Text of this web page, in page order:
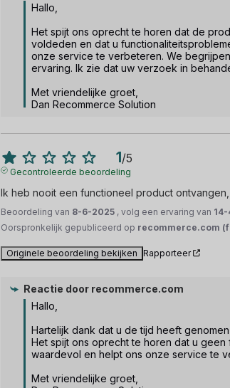
Hallo,
Het spijt ons oprecht te horen dat de
voldeden en dat u
onze service te verbeteren. We
ervaring. Ik zie dat uw verzoek in
Met vriendelijke groet,
Dan Recommerce Solution
1/5
Gecontroleerde beoordeling
Ik heb nooit een functioneel product
Beoordeling van 8-6-2025 , volg een ervaring van
Oorspronkelijk gepubliceerd op recommerce.com
Originele beoordeling bekijken Rapporteer
Reactie door recommerce.com
Hallo,
Hartelijk dank dat u de tijd heeft
Het spijt ons oprecht te horen dat u
waardevol en helpt ons onze service te
Met vriendelijke groet,